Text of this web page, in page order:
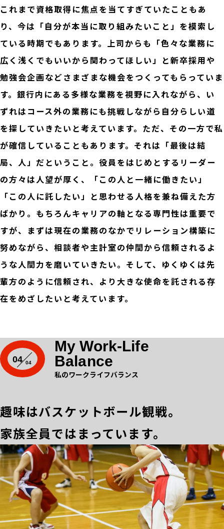
これまで資格取得に焦点を当てすぎていたこともあ
り、今は「自分が本当に取り組みたいこと」を模索し
ている時期でもあります。上司からも「色々な業務に
広く浅くでもいいから関わってほしい」と新卒採用や
勉強会企画などさまざまな機会をつくってもらっていま
す。銀行内にある多様な業務を視野に入れながら、い
ずれはコース外の業務にも挑戦しながら自分らしい道
を探していきたいと考えています。ただ、その一方で私
が確信していることもあります。それは「最後は結
局、人」だということ。役員をはじめとするリーダー
の方々は人望が厚く、「この人と一緒に働きたい」
「この人に託したい」と思わせる人格を兼ね備えた方
ばかり。もちろんキャリアの軸となる専門性は重要で
すが、まずは現在の業務のなかでリレーション構築に
努めながら、相談者や主計室の仲間から信頼されるよ
うな人間力を磨いていきたい。そして、ゆくゆくは先
輩方のように信頼され、より大きな使命を託される存
在をめざしたいと考えています。
04
My Work-Life
Balance
私のワークライフバランス
趣味はバスケットボール観戦。
家族全員ではまっています。